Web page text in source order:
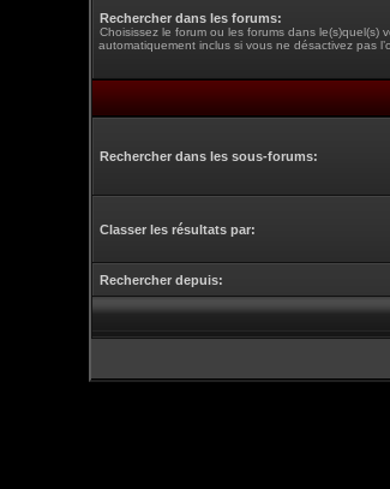
Rechercher dans les forums:
Choisissez le forum ou les forums dans
automatiquement inclus si vous ne désactivez pas
Rechercher dans les sous-forums:
Classer les résultats par:
Rechercher depuis: